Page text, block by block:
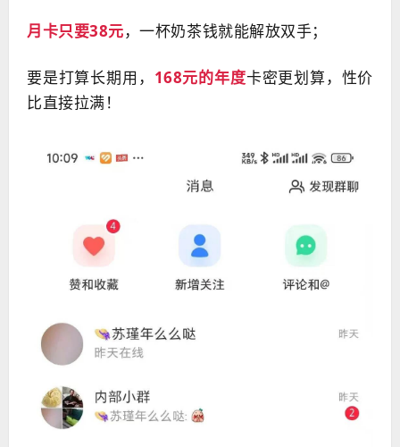
月卡只要38元，一杯奶茶钱就能解放双手；
要是打算长期用， 168元的年度卡密更划算，性价
比直接拉满！